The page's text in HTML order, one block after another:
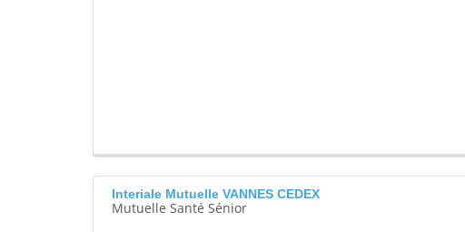
Interiale Mutuelle VANNES CEDEX
Mutuelle Santé Sénior